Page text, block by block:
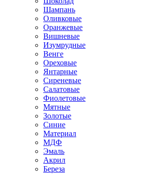
Шампань
Оливковые
Оранжевые
Вишневые
Изумрудные
Венге
Ореховые
Янтарные
Сиреневые
Салатовые
Фиолетовые
Мятные
Золотые
Синие
Материал
МДФ
Эмаль
Акрил
Береза